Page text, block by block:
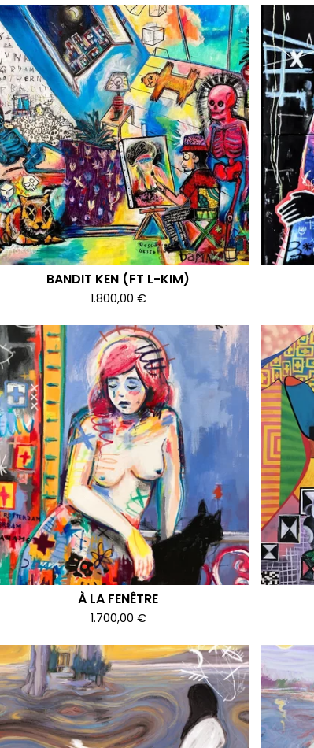
BANDIT KEN (FT L-KIM)
1.800,00 €
À LA FENÊTRE
1.700,00 €